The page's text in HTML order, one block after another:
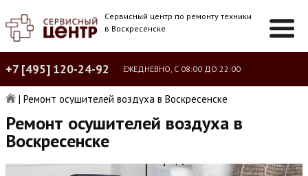
Сервисный центр по ремонту техники
в Воскресенске
+7 [495] 120-24-92 ЕЖЕДНЕВНО, С 08:00 ДО 22:00
| Ремонт осушителей воздуха в Воскресенске
Ремонт осушителей воздуха в
Воскресенске